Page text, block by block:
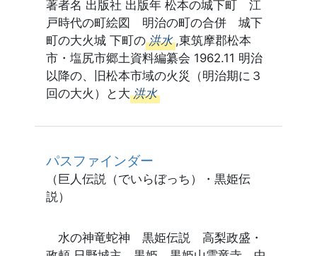
著者名 出版社 出版年 松本の城下町 江
戸時代の町絵図 明治の町の合併 城下
町の大火城 下町の 洪水 ,東筑摩郡松本
市・塩尻市郷土資料編纂会 1962.11 明治
以降の、旧松本市域の火災（明治期に３
回の大火）と大 洪水
パスファインダー
（巨人伝説（でいらぼっち）・黒姫伝
説）
水の神竜蛇神 黒姫伝説 高梨政盛・